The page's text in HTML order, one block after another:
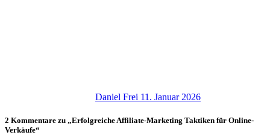
Daniel Frei 11. Januar 2026
2 Kommentare zu „Erfolgreiche Affiliate-Marketing Taktiken für Online-
Verkäufe“